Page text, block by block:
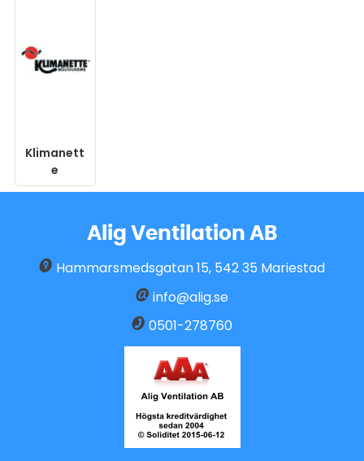
Klimanett
e
Alig Ventilation AB
Hammarsmedsgatan 15, 542 35 Mariestad
info@alig.se
0501-278760